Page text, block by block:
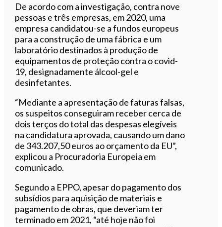
De acordo com a investigação, contra nove
pessoas e três empresas, em 2020, uma
empresa candidatou-se a fundos europeus
para a construção de uma fábrica e um
laboratório destinados à produção de
equipamentos de proteção contra o covid-
19, designadamente álcool-gel e
desinfetantes.
“Mediante a apresentação de faturas falsas,
os suspeitos conseguiram receber cerca de
dois terços do total das despesas elegíveis
na candidatura aprovada, causando um dano
de 343.207,50 euros ao orçamento da EU”,
explicou a Procuradoria Europeia em
comunicado.
Segundo a EPPO, apesar do pagamento dos
subsídios para aquisição de materiais e
pagamento de obras, que deveriam ter
terminado em 2021, “até hoje não foi